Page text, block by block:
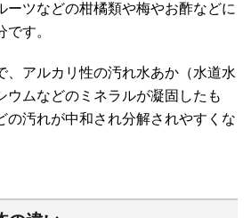
ーツなどの柑橘類や梅やお酢などに
す。
、アルカリ性の汚れ水あか（水道水
ウムなどのミネラルが凝固したも
の汚れが中和され分解されやすくな